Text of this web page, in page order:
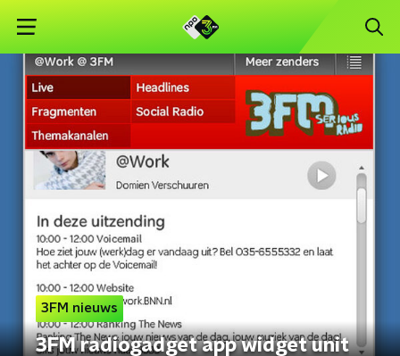
3FM nieuws
3FM radiogadget app widget unit